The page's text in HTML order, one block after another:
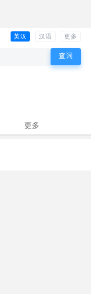
英汉 汉语 更多
更多